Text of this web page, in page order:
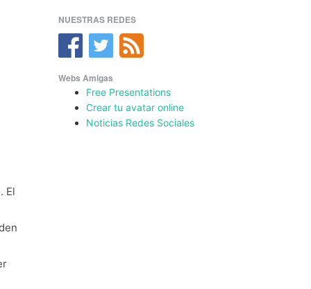
El
NUESTRAS REDES
Webs Amigas
Free Presentations
Crear tu avatar online
Noticias Redes Sociales